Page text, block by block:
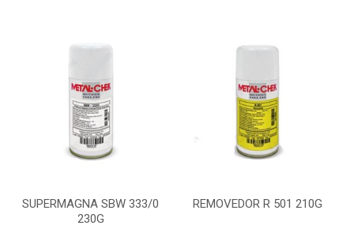
SUPERMAGNA SBW 333/0
230G
REMOVEDOR R 501 210G